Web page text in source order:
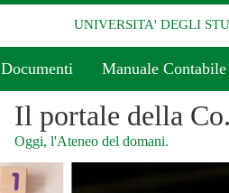
UNIVERSITA' DEGLI
Documenti Manuale Contabile
Il portale della
Oggi, l'Ateneo del domani.